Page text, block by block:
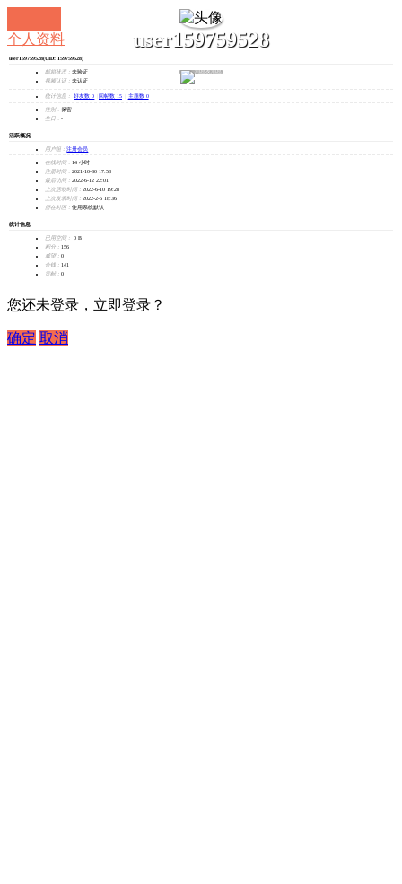
user159759528
发消息
个人资料
user159759528(UID: 159759528)
邮箱状态： 未验证
视频认证： 未认证
统计信息： 好友数 0 回帖数 15 主题数 0
性别： 保密
生日： -
活跃概况
用户组： 注册会员
在线时间： 14 小时
注册时间： 2021-10-30 17:58
最后访问： 2022-6-12 22:01
上次活动时间： 2022-6-10 19:28
上次发表时间： 2022-2-6 18:36
所在时区： 使用系统默认
统计信息
已用空间：
0 B
积分： 156
威望： 0
金钱： 141
贡献： 0
您还未登录，立即登录？
确定 取消